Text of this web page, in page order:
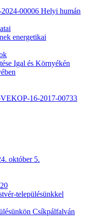
00006 Helyi humán
energetikai
Igal és Környékén
16-2017-00733
október 5.
településünkkel
Csíkpálfalván